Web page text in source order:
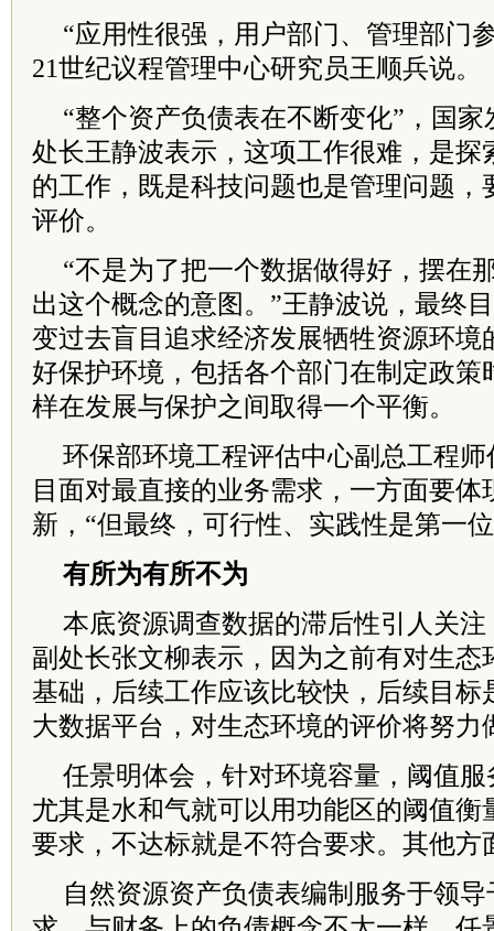
“应用性很强，用户部门、管理部门
21世纪议程管理中心研究员王顺兵说。
“整个资产负债表在不断变化”，国
处长王静波表示，这项工作很难，是探
的工作，既是科技问题也是管理问题，
评价。
“不是为了把一个数据做得好，摆在
出这个概念的意图。”王静波说，最终
变过去盲目追求经济发展牺牲资源环境
好保护环境，包括各个部门在制定政策
样在发展与保护之间取得一个平衡。
环保部环境工程评估中心副总工程
目面对最直接的业务需求，一方面要
新，“但最终，可行性、实践性是第一
有所为有所不为
本底资源调查数据的滞后性引人关
副处长张文柳表示，因为之前有对生态
基础，后续工作应该比较快，后续目标
大数据平台，对生态环境的评价将努力
任景明体会，针对环境容量，阈值
尤其是水和气就可以用功能区的阈值衡
要求，不达标就是不符合要求。其他方
自然资源资产负债表编制服务于领